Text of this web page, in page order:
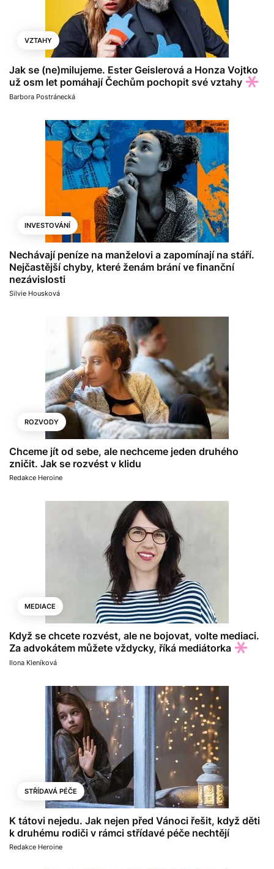
VZTAHY
Jak se (ne)milujeme. Ester Geislerová a Honza Vojtko
už osm let pomáhají Čechům pochopit své vztahy
Barbora Postránecká
INVESTOVÁNÍ
Nechávají peníze na manželovi a zapomínají na stáří.
Nejčastější chyby, které ženám brání ve finanční
nezávislosti
Silvie Housková
ROZVODY
Chceme jít od sebe, ale nechceme jeden druhého
zničit. Jak se rozvést v klidu
Redakce Heroine
MEDIACE
Když se chcete rozvést, ale ne bojovat, volte mediaci.
Za advokátem můžete vždycky, říká mediátorka
Ilona Kleníková
STŘÍDAVÁ PÉČE
K tátovi nejedu. Jak nejen před Vánoci řešit, když děti
k druhému rodiči v rámci střídavé péče nechtějí
Redakce Heroine